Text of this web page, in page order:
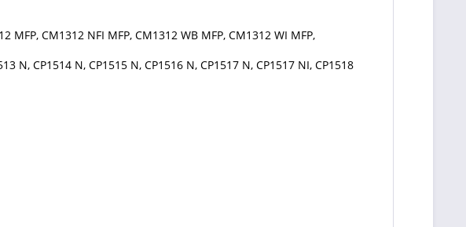
MFP, CM1312 NFI MFP, CM1312 WB MFP, CM1312 WI MFP,
N, CP1514 N, CP1515 N, CP1516 N, CP1517 N, CP1517 NI, CP1518